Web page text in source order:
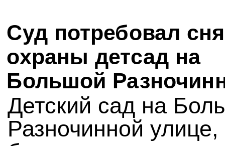
Суд потребовал
охраны детсад на
Большой
Детский сад на
Разночинной